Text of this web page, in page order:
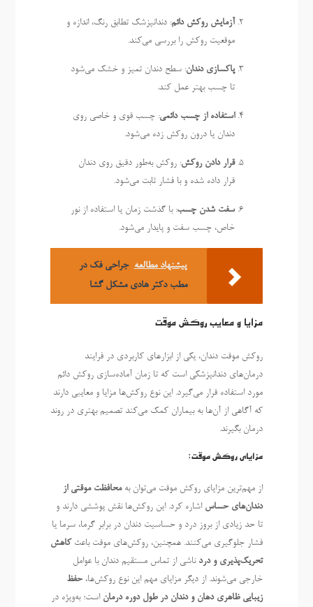
آزمایش روکش دائم: دندانپزشک تطابق رنگ، اندازه و
موقعیت روکش را بررسی می‌کند.
پاکسازی دندان: سطح دندان تمیز و خشک می‌شود
تا چسب بهتر عمل کند.
استفاده از چسب دائمی: چسب قوی و خاصی روی
دندان یا درون روکش زده می‌شود.
قرار دادن روکش: روکش به‌طور دقیق روی دندان
قرار داده شده و با فشار ثابت می‌شود.
سفت شدن چسب: با گذشت زمان یا استفاده از نور
خاص، چسب سفت و پایدار می‌شود.
پیشنهاد مطالعه جراحی فک در
مطب دکتر هادی مشکل گشا
مزایا و معایب روکش موقت
روکش موقت دندان، یکی از ابزارهای کاربردی در فرایند
درمان‌های دندانپزشکی است که تا زمان آماده‌سازی روکش دائم
مورد استفاده قرار می‌گیرد. این نوع روکش‌ها مزایا و معایبی دارند
که آگاهی از آن‌ها به بیماران کمک می‌کند تصمیم بهتری در روند
درمان بگیرند.
مزایای روکش موقت:
از مهم‌ترین مزایای روکش موقت می‌توان بهمحافظت موقتی از
دندان‌های حساس اشاره کرد. این روکش‌ها نقش پوششی دارند و
تا حد زیادی از بروز درد و حساسیت دندان در برابر گرما، سرما یا
فشار جلوگیری می‌کنند. همچنین، روکش‌های موقت باعثکاهش
تحریک‌پذیری و درد ناشی از تماس مستقیم دندان با عوامل
خارجی می‌شوند. از دیگر مزایای مهم این نوع روکش‌ها، حفظ
زیبایی ظاهری دهان و دندان در طول دوره درمان است؛ به‌ویژه در